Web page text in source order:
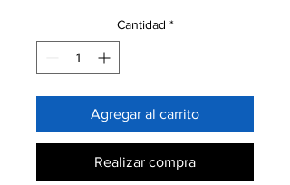
Cantidad *
Agregar al carrito
Realizar compra